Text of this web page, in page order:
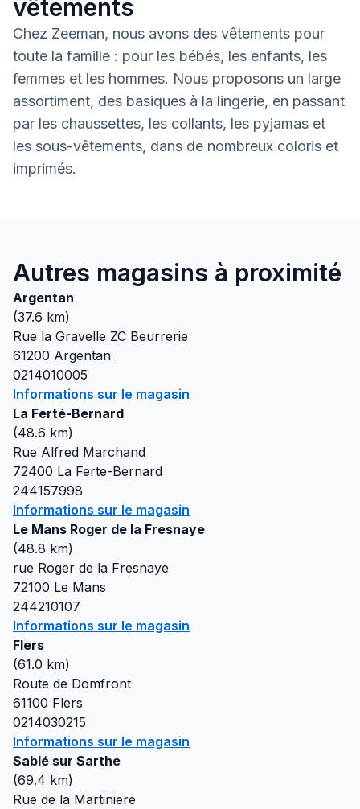
vêtements
Chez Zeeman, nous avons des vêtements pour
toute la famille : pour les bébés, les enfants, les
femmes et les hommes. Nous proposons un large
assortiment, des basiques à la lingerie, en passant
par les chaussettes, les collants, les pyjamas et
les sous-vêtements, dans de nombreux coloris et
imprimés.
Autres magasins à proximité
Argentan
(37.6 km)
Rue la Gravelle ZC Beurrerie
61200 Argentan
0214010005
Informations sur le magasin
La Ferté-Bernard
(48.6 km)
Rue Alfred Marchand
72400 La Ferte-Bernard
244157998
Informations sur le magasin
Le Mans Roger de la Fresnaye
(48.8 km)
rue Roger de la Fresnaye
72100 Le Mans
244210107
Informations sur le magasin
Flers
(61.0 km)
Route de Domfront
61100 Flers
0214030215
Informations sur le magasin
Sablé sur Sarthe
(69.4 km)
Rue de la Martiniere